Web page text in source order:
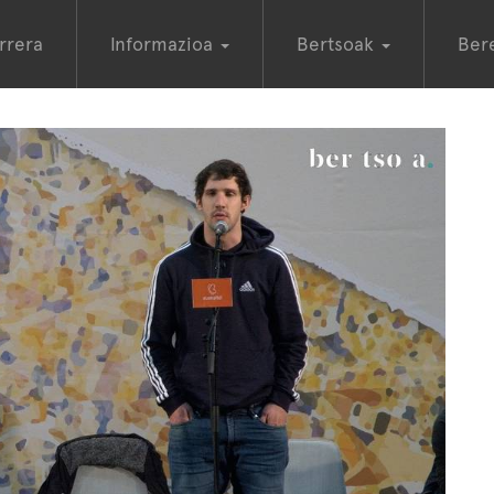
Informazioa Bertsoak